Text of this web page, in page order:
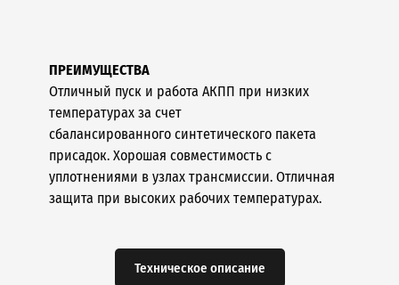
ПРЕИМУЩЕСТВА
Отличный пуск и работа АКПП при низких
температурах за счет
сбалансированного синтетического пакета
присадок. Хорошая совместимость с
уплотнениями в узлах трансмиссии. Отличная
защита при высоких рабочих температурах.
Техническое описание